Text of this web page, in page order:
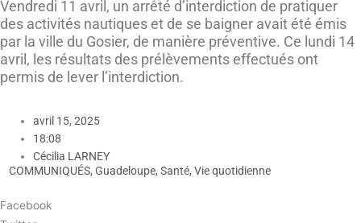
Vendredi 11 avril, un arrêté d’interdiction de pratiquer
des activités nautiques et de se baigner avait été émis
par la ville du Gosier, de manière préventive. Ce lundi 14
avril, les résultats des prélèvements effectués ont
permis de lever l’interdiction.
avril 15, 2025
18:08
Cécilia LARNEY
COMMUNIQUÉS, Guadeloupe, Santé, Vie quotidienne
Facebook